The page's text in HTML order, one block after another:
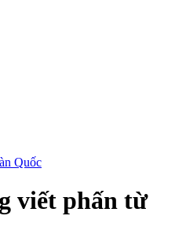
viết phấn từ